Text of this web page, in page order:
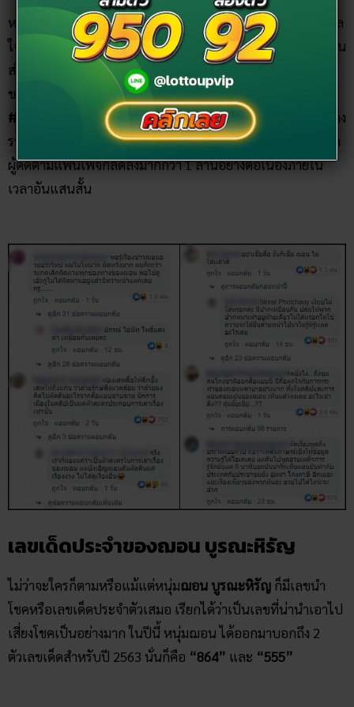
หลังจากที่มีการเผยแพร่คลิปดังกล่าวออกไป นักสร้างแรงบันดาล
ใจอย่างฌอน บูรณะหิรัญ ก็เจอกับกระแสดราม่าถล่มทลาย ซึ่งคน
ส่วนใหญ่จะเข้าไปคอมเม้นท์เกี่ยวกับพฤติกรรมที่ไม่เหมาะสม
ของ พล.อ.ประวิตร การกระทำดังกล่าวส่งผลให้เกิดแฮชแท็ก
#ฌอนบูรณะหิรัญขึ้นและติดเทรนด์อันดับ 1 ทวิตเตอร์ไทยอย่าง
รวดเร็ว รวมไปถึงมีคนนำหนังสือที่เคยซื้อไว้ออกมาเผา และยอด
ผู้ติดตามแฟนเพจก็ลดลงมากกว่า 1 ล้านอย่างต่อเนื่องภายใน
เวลาอันแสนสั้น
เลขเด็ดประจำของฌอน บูรณะหิรัญ
ไม่ว่าจะใครก็ตามหรือแม้แต่หนุ่มฌอน บูรณะหิรัญ ก็มีเลขนำ
โชคหรือเลขเด็ดประจำตัวเสมอ เรียกได้ว่าเป็นเลขที่น่านำเอาไป
เสี่ยงโชคเป็นอย่างมาก ในปีนี้ หนุ่มฌอน ได้ออกมาบอกถึง 2
ตัวเลขเด็ดสำหรับปี 2563 นั่นก็คือ “864” และ “555”